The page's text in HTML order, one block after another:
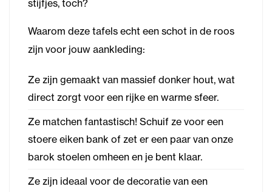
stijfjes, toch?
Waarom deze tafels echt een schot in de roos
zijn voor jouw aankleding:
Ze zijn gemaakt van massief donker hout, wat
direct zorgt voor een rijke en warme sfeer.
Ze matchen fantastisch! Schuif ze voor een
stoere eiken bank of zet er een paar van onze
barok stoelen omheen en je bent klaar.
Ze zijn ideaal voor de decoratie van een